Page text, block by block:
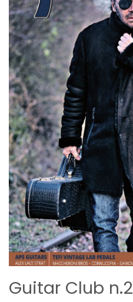
Guitar Club n.2